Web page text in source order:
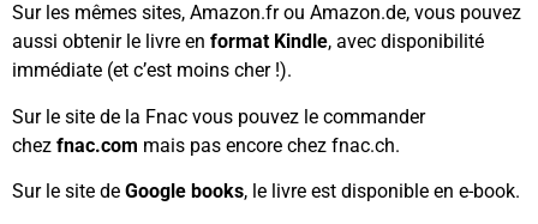
Sur les mêmes sites, Amazon.fr ou Amazon.de, vous pouvez
aussi obtenir le livre en format Kindle, avec disponibilité
immédiate (et c’est moins cher !).
Sur le site de la Fnac vous pouvez le commander
chez fnac.com mais pas encore chez fnac.ch.
Sur le site de Google books, le livre est disponible en e-book.